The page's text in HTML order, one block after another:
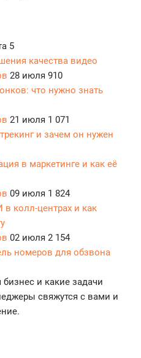
5
качества видео
28 июля 910
что нужно знать
21 июля 1 071
и зачем он нужен
в маркетинге и как её
09 июля 1 824
колл-центрах и как
02 июля 2 154
номеров для обзвона
и какие задачи
свяжутся с вами и